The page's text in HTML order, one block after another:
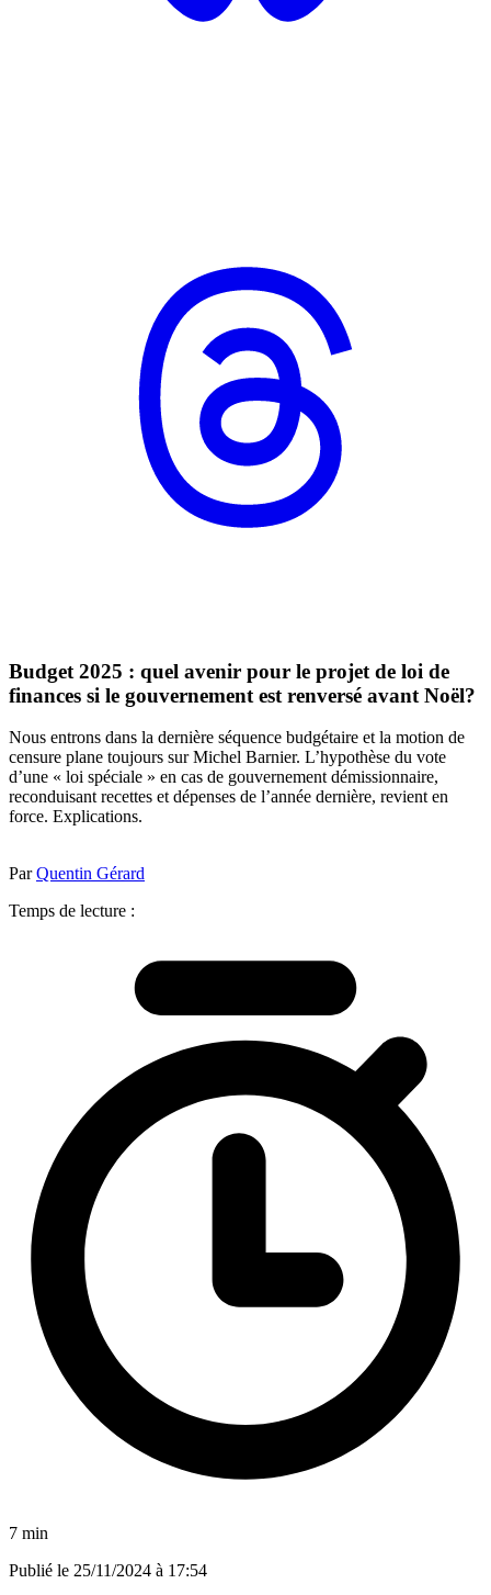
Budget 2025 : quel avenir pour le projet de loi de
finances si le gouvernement est renversé avant Noël?
Nous entrons dans la dernière séquence budgétaire et la motion de
censure plane toujours sur Michel Barnier. L’hypothèse du vote
d’une « loi spéciale » en cas de gouvernement démissionnaire,
reconduisant recettes et dépenses de l’année dernière, revient en
force. Explications.
ParQuentin Gérard
Temps de lecture :
7 min
Publié le 25/11/2024 à 17:54